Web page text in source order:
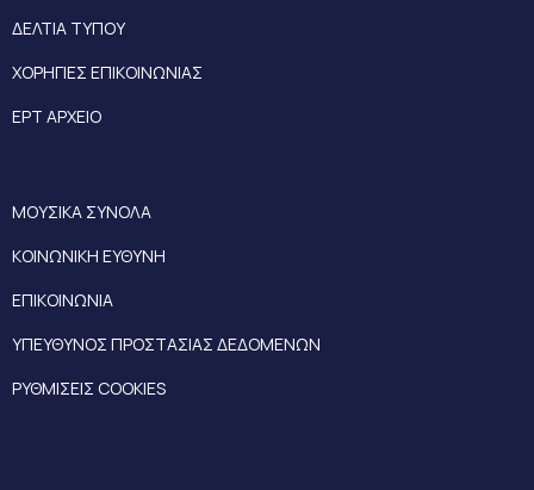
ΔΕΛΤΙΑ ΤΥΠΟΥ
ΧΟΡΗΓΙΕΣ ΕΠΙΚΟΙΝΩΝΙΑΣ
ΕΡΤ ΑΡΧΕΙΟ
ΜΟΥΣΙΚΑ ΣΥΝΟΛΑ
ΚΟΙΝΩΝΙΚΗ ΕΥΘΥΝΗ
ΕΠΙΚΟΙΝΩΝΙΑ
ΥΠΕΥΘΥΝΟΣ ΠΡΟΣΤΑΣΙΑΣ ΔΕΔΟΜΕΝΩΝ
ΡΥΘΜΙΣΕΙΣ COOKIES